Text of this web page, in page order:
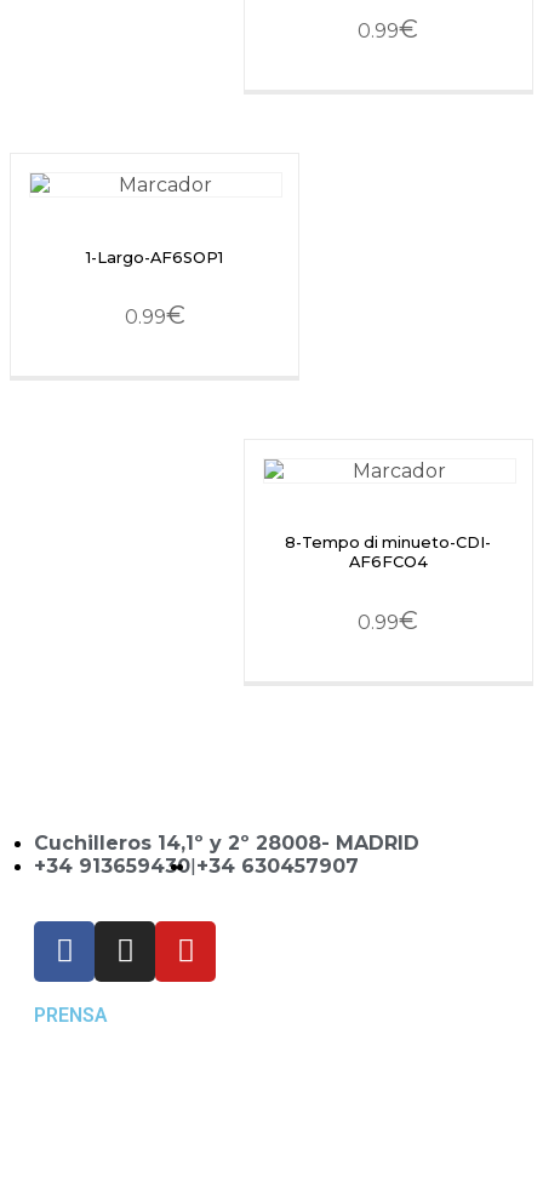
0.99€
1-Largo-AF6SOP1
0.99€
8-Tempo di minueto-CDI-
AF6FCO4
0.99€
Cuchilleros 14,1º y 2º 28008- MADRID
+34 913659430|+34 630457907
PRENSA